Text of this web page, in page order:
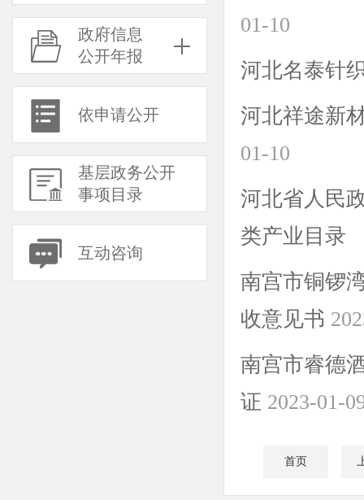
政府信息
公开年报
依申请公开
基层政务公开
事项目录
互动咨询
01-10
河北名泰针
河北祥途新
01-10
河北省人民
类产业目录
南宫市铜锣
收意见书
南宫市睿德
证 2023-01-
首页